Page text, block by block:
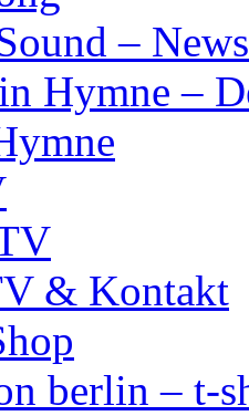
–
Hymne –
& Kontakt
berlin – t-